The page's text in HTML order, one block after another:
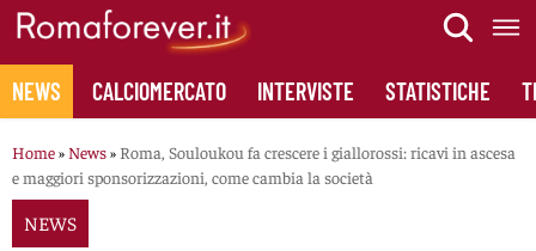
Skip
content
NEWS CALCIOMERCATO INTERVISTE STATISTICHE
Home» News» Roma, Souloukou fa crescere i giallorossi: ricavi in ascesa
e maggiori sponsorizzazioni, come cambia la società
NEWS